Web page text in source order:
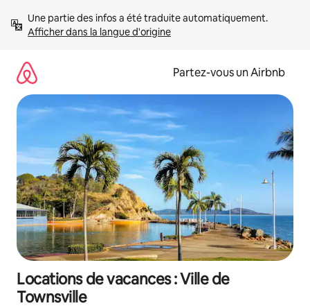
directement
Afficher dans la langue d'origine
Partez-vous un Airbnb
Locations de vacances : Ville de
Townsville